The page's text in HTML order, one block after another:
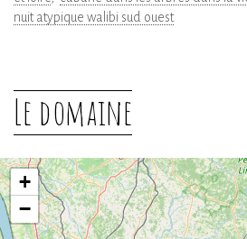
nuit atypique walibi sud ouest
Le domaine
+
−